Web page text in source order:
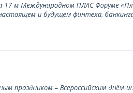
17-м Международном ПЛАС-Форуме
и будущем финтеха,
праздником – Всероссийским днём